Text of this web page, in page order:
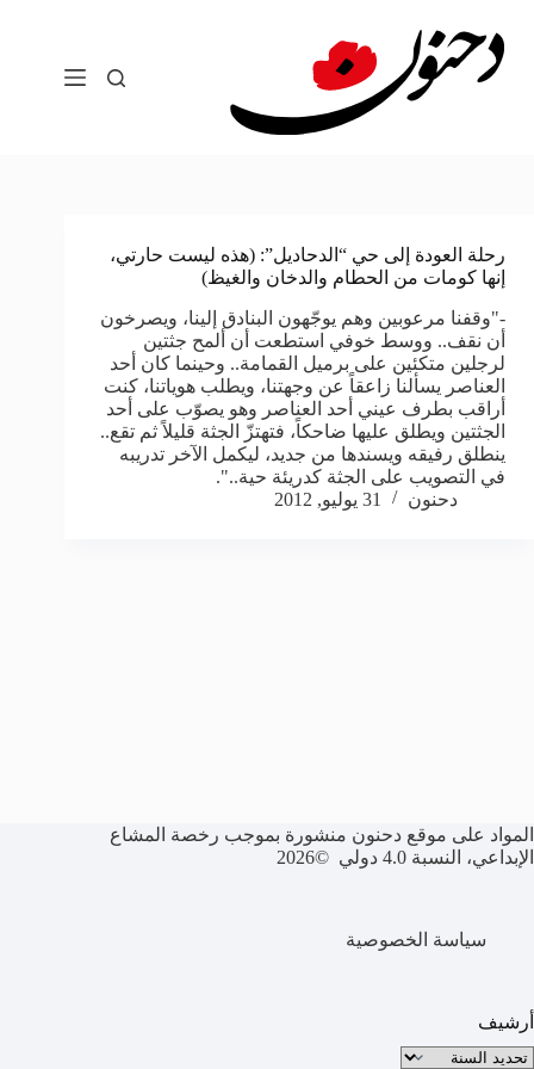
المحتوى
رحلة العودة إلى حي “الدحاديل”: (هذه ليست حارتي،
إنها كومات من الحطام والدخان والغيظ)
-"وقفنا مرعوبين وهم يوجّهون البنادق إلينا، ويصرخون
أن نقف.. ووسط خوفي استطعت أن ألمح جثتين
لرجلين متكئين على برميل القمامة.. وحينما كان أحد
العناصر يسألنا زاعقاً عن وجهتنا، ويطلب هوياتنا، كنت
أراقب بطرف عيني أحد العناصر وهو يصوّب على أحد
الجثتين ويطلق عليها ضاحكاً، فتهتزّ الجثة قليلاً ثم تقع..
ينطلق رفيقه ويسندها من جديد، ليكمل الآخر تدريبه
في التصويب على الجثة كدريئة حية..".
دحنون
31 يوليو, 2012
المواد على موقع دحنون منشورة بموجب رخصة المشاع
الإبداعي، النسبة 4.0 دولي ©2026
سياسة الخصوصية
أرشيف
الأرشيف